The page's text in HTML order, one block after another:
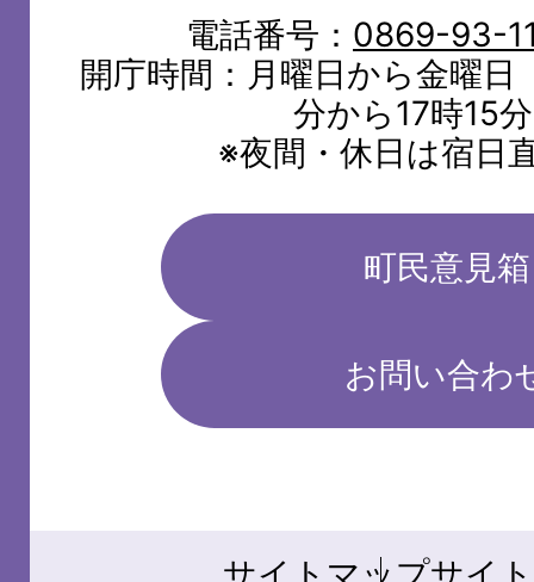
電話番号： 0869-93-
開庁時間：月曜日から金曜
分から17時15
※夜間・休日は宿日
町民意見箱
お問い合わ
サイトマップサイ